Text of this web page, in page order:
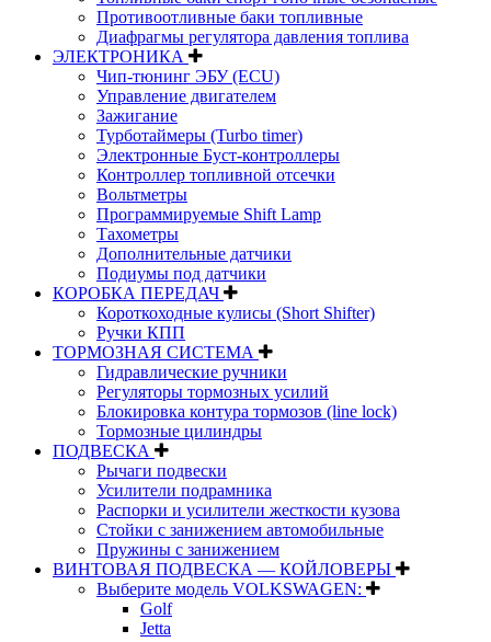
Противоотливные баки топливные
Диафрагмы регулятора давления топлива
ЭЛЕКТРОНИКА
Чип-тюнинг ЭБУ (ECU)
Управление двигателем
Зажигание
Турботаймеры (Turbo timer)
Электронные Буст-контроллеры
Контроллер топливной отсечки
Вольтметры
Программируемые Shift Lamp
Тахометры
Дополнительные датчики
Подиумы под датчики
КОРОБКА ПЕРЕДАЧ
Короткоходные кулисы (Short Shifter)
Ручки КПП
ТОРМОЗНАЯ СИСТЕМА
Гидравлические ручники
Регуляторы тормозных усилий
Блокировка контура тормозов (line lock)
Тормозные цилиндры
ПОДВЕСКА
Рычаги подвески
Усилители подрамника
Распорки и усилители жесткости кузова
Стойки с занижением автомобильные
Пружины с занижением
ВИНТОВАЯ ПОДВЕСКА — КОЙЛОВЕРЫ
Выберите модель VOLKSWAGEN:
Golf
Jetta